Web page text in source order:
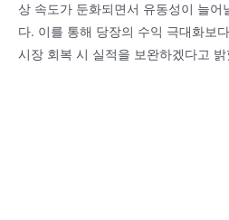
상 속도가 둔화되면서 유동성이 늘어
다. 이를 통해 당장의 수익 극대화보
시장 회복 시 실적을 보완하겠다고 밝